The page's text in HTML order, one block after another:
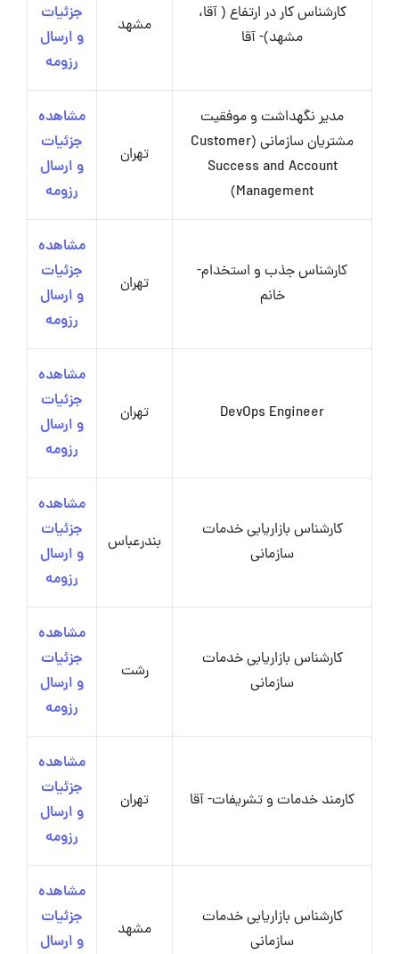
کارشناس کار در ارتفاع ( آقا،
مشهد)- آقا
مشهد
جزئیات
و ارسال
رزومه
مدیر نگهداشت و موفقیت
مشتریان سازمانی (Customer
Success and Account
Management)
تهران
مشاهده
جزئیات
و ارسال
رزومه
کارشناس جذب و استخدام-
خانم
تهران
مشاهده
جزئیات
و ارسال
رزومه
DevOps Engineer تهران
مشاهده
جزئیات
و ارسال
رزومه
کارشناس بازاریابی خدمات
سازمانی
بندرعباس
مشاهده
جزئیات
و ارسال
رزومه
کارشناس بازاریابی خدمات
سازمانی
رشت
مشاهده
جزئیات
و ارسال
رزومه
کارمند خدمات و تشریفات- آقا تهران
مشاهده
جزئیات
و ارسال
رزومه
کارشناس بازاریابی خدمات
سازمانی
مشهد
مشاهده
جزئیات
و ارسال